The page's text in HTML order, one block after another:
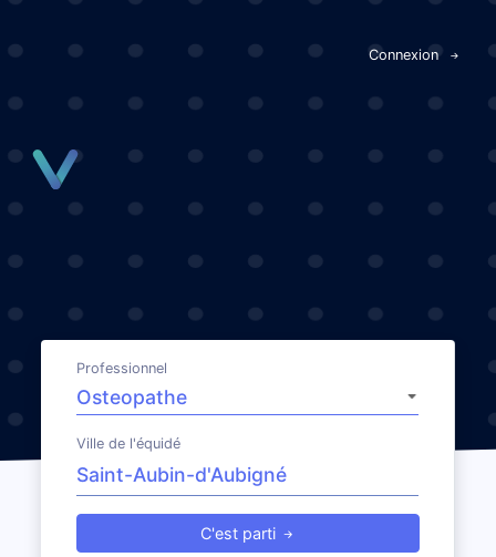
Connexion
Professionnel
Ville de l'équidé
C'est parti